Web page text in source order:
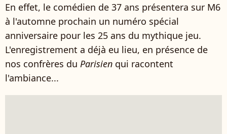
En effet, le comédien de 37 ans présentera sur M6
à l'automne prochain un numéro spécial
anniversaire pour les 25 ans du mythique jeu.
L'enregistrement a déjà eu lieu, en présence de
nos confrères du Parisien qui racontent
l'ambiance...